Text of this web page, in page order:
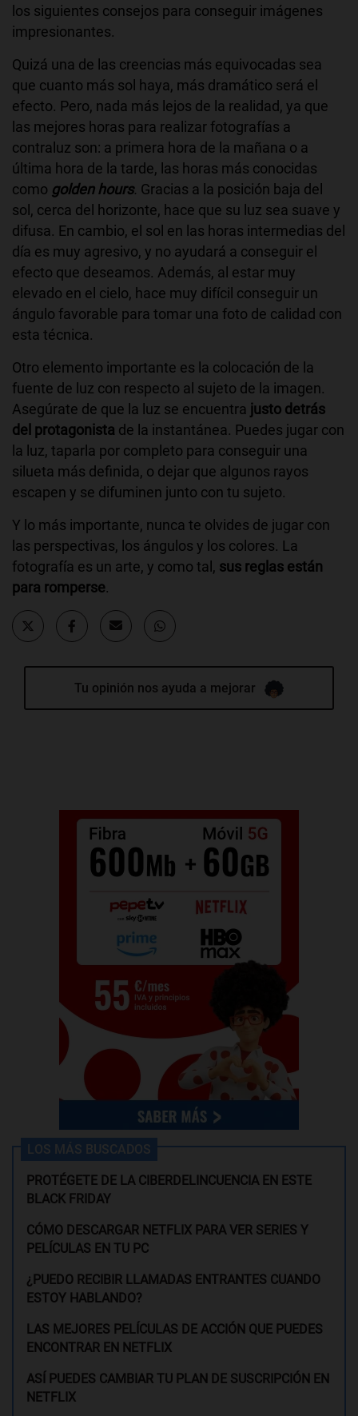
los siguientes consejos para conseguir imágenes
impresionantes.
Quizá una de las creencias más equivocadas sea
que cuanto más sol haya, más dramático será el
efecto. Pero, nada más lejos de la realidad, ya que
las mejores horas para realizar fotografías a
contraluz son: a primera hora de la mañana o a
última hora de la tarde, las horas más conocidas
como golden hours. Gracias a la posición baja del
sol, cerca del horizonte, hace que su luz sea suave y
difusa. En cambio, el sol en las horas intermedias del
día es muy agresivo, y no ayudará a conseguir el
efecto que deseamos. Además, al estar muy
elevado en el cielo, hace muy difícil conseguir un
ángulo favorable para tomar una foto de calidad con
esta técnica.
Otro elemento importante es la colocación de la
fuente de luz con respecto al sujeto de la imagen.
Asegúrate de que la luz se encuentra justo detrás
del protagonista de la instantánea. Puedes jugar con
la luz, taparla por completo para conseguir una
silueta más definida, o dejar que algunos rayos
escapen y se difuminen junto con tu sujeto.
Y lo más importante, nunca te olvides de jugar con
las perspectivas, los ángulos y los colores. La
fotografía es un arte, y como tal, sus reglas están
para romperse.
Tu opinión nos ayuda a mejorar
LOS MÁS BUSCADOS
PROTÉGETE DE LA CIBERDELINCUENCIA EN ESTE
BLACK FRIDAY
CÓMO DESCARGAR NETFLIX PARA VER SERIES Y
PELÍCULAS EN TU PC
¿PUEDO RECIBIR LLAMADAS ENTRANTES CUANDO
ESTOY HABLANDO?
LAS MEJORES PELÍCULAS DE ACCIÓN QUE PUEDES
ENCONTRAR EN NETFLIX
ASÍ PUEDES CAMBIAR TU PLAN DE SUSCRIPCIÓN EN
NETFLIX